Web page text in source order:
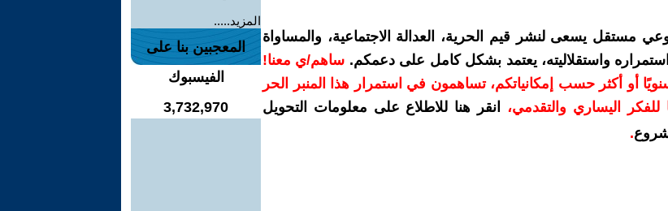
مستقل يسعى لنشر قيم الحرية، العدالة الاجتماعية، والمساواة
واستقلاليته، يعتمد بشكل كامل على دعمكم. ساهم/ي معنا!
10 دولارات سنويًا أو أكثر حسب إمكانياتكم، تساهمون في استمرار هذا المنبر الحر
للفكر اليساري والتقدمي،
انقر هنا للاطلاع على معلومات التحويل
.
المزيد.....
المعجبين بنا على
الفيسبوك
3,732,970